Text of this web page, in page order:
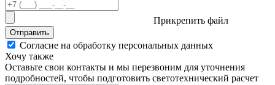
Прикрепить файл
Отправить
Согласие на обработку персональных данных
Хочу также
Оставьте свои контакты и мы перезвоним для уточнения
подробностей, чтобы подготовить светотехнический расчет